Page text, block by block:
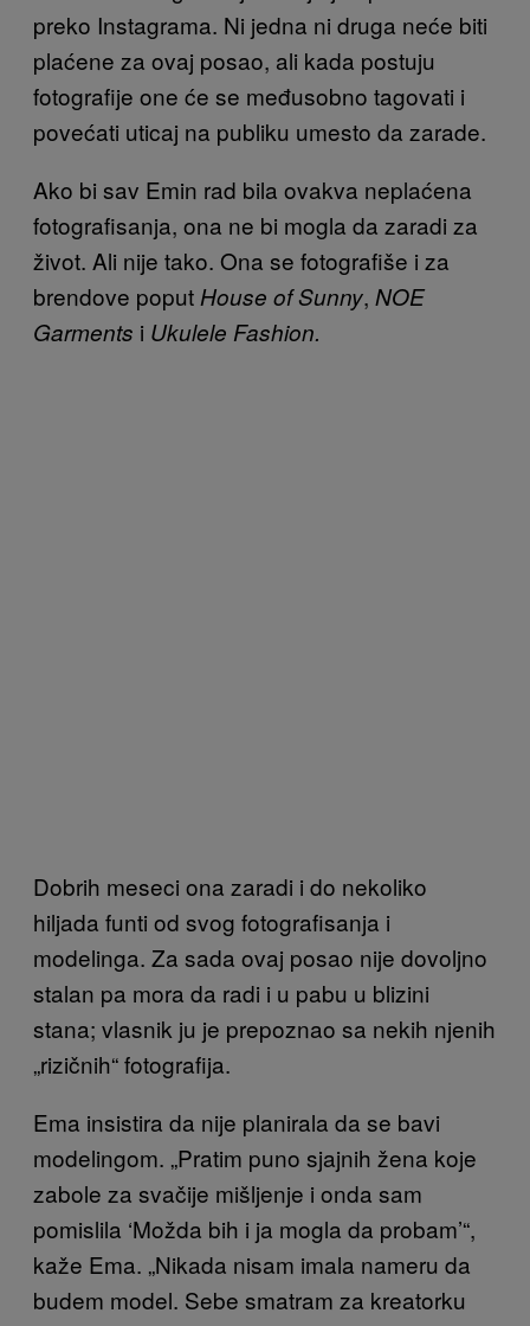
preko Instagrama. Ni jedna ni druga neće biti
plaćene za ovaj posao, ali kada postuju
fotografije one će se međusobno tagovati i
povećati uticaj na publiku umesto da zarade.
Ako bi sav Emin rad bila ovakva neplaćena
fotografisanja, ona ne bi mogla da zaradi za
život. Ali nije tako. Ona se fotografiše i za
brendove poput House of Sunny, NOE
Garments i Ukulele Fashion.
Dobrih meseci ona zaradi i do nekoliko
hiljada funti od svog fotografisanja i
modelinga. Za sada ovaj posao nije dovoljno
stalan pa mora da radi i u pabu u blizini
stana; vlasnik ju je prepoznao sa nekih njenih
„rizičnih“ fotografija.
Ema insistira da nije planirala da se bavi
modelingom. „Pratim puno sjajnih žena koje
zabole za svačije mišljenje i onda sam
pomislila ‘Možda bih i ja mogla da probam’“,
kaže Ema. „Nikada nisam imala nameru da
budem model. Sebe smatram za kreatorku